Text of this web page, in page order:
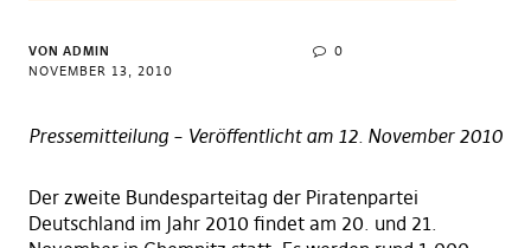
VON ADMIN
NOVEMBER 13, 2010
0
Pressemitteilung – Veröffentlicht am 12. November 2010
Der zweite Bundesparteitag der Piratenpartei
Deutschland im Jahr 2010 findet am 20. und 21.